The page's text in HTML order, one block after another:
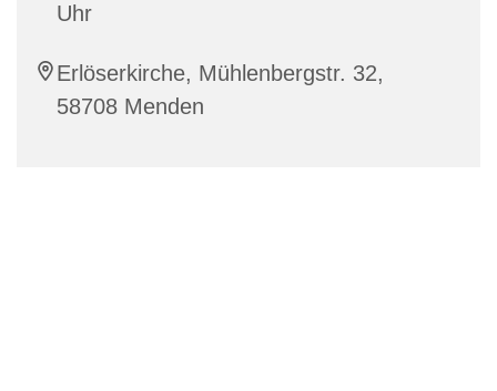
Uhr
Erlöserkirche, Mühlenbergstr. 32,
58708 Menden